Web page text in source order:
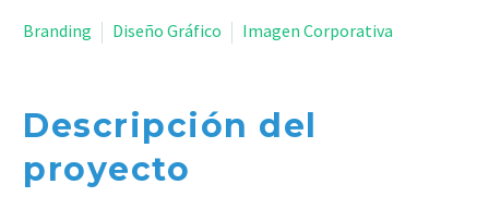
Branding Diseño Gráfico Imagen Corporativa
Descripción del
proyecto